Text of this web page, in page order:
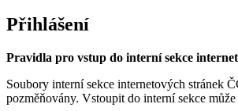
Přihlášení
Pravidla pro vstup do interní sekce
Soubory interní sekce internetových stránek
pozměňovány. Vstoupit do interní sekce